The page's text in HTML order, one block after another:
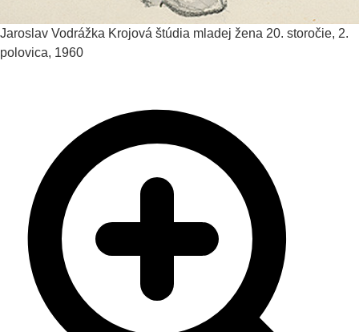
Jaroslav Vodrážka Krojová štúdia mladej žena 20. storočie, 2.
polovica, 1960